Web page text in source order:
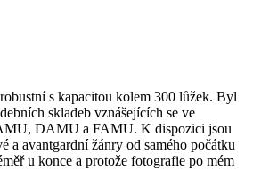
s kapacitou kolem 300 lůžek. Byl
skladeb vznášejících se ve
DAMU a FAMU. K dispozici jsou
a avantgardní žánry od samého počátku
u konce a protože fotografie po mém